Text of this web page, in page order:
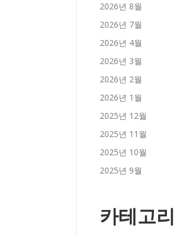
2026년 8월
2026년 7월
2026년 4월
2026년 3월
2026년 2월
2026년 1월
2025년 12월
2025년 11월
2025년 10월
2025년 9월
카테고리